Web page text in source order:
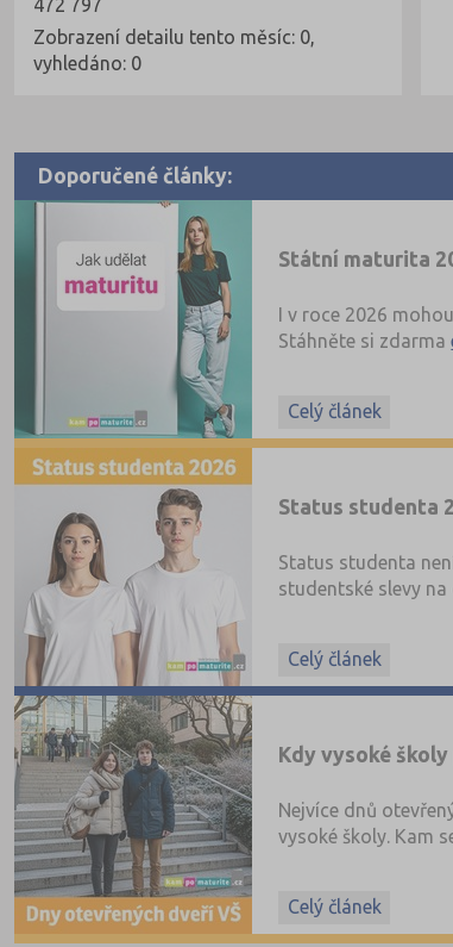
472 797
Zobrazení detailu tento měsíc: 0,
vyhledáno: 0
Doporučené články:
Státní maturita
I v roce 2026
Stáhněte si zdarma
Celý článek
Status studenta
Status studenta
studentské slevy
Celý článek
Kdy vysoké
Nejvíce dnů
vysoké školy. Kam
Celý článek